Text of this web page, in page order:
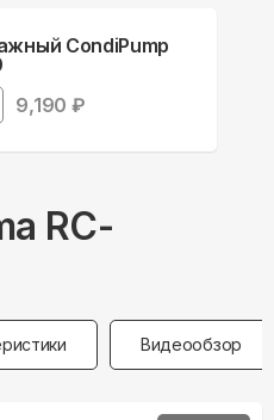
CondiPump
9,190 ₽
RC-
Видеообзор